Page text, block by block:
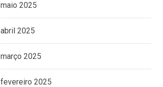
maio 2025
abril 2025
março 2025
fevereiro 2025